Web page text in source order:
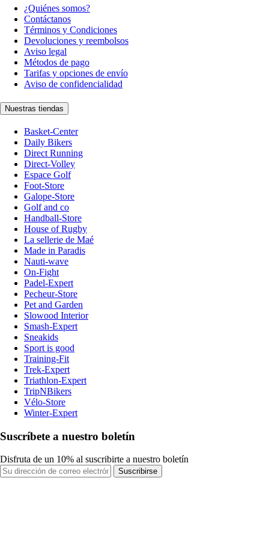
¿Quiénes somos?
Contáctanos
Términos y Condiciones
Devoluciones y reembolsos
Aviso legal
Métodos de pago
Tarifas y opciones de envío
Aviso de confidencialidad
Nuestras tiendas
Basket-Center
Daily Bikers
Direct Running
Direct-Volley
Espace Golf
Foot-Store
Galope-Store
Golf and co
Handball-Store
House of Rugby
La sellerie de Maé
Made in Paradis
Nauti-wave
On-Fight
Padel-Expert
Pecheur-Store
Pet and Garden
Slowood Interior
Smash-Expert
Sneakids
Sport is good
Training-Fit
Trek-Expert
Triathlon-Expert
TripNBikers
Vélo-Store
Winter-Expert
Suscríbete a nuestro boletín
Disfruta de un 10% al suscribirte a nuestro boletín
Suscribirse